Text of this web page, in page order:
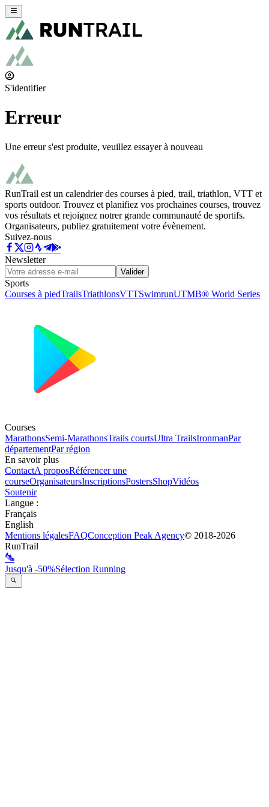
S'identifier
Erreur
Une erreur s'est produite, veuillez essayer à nouveau
RunTrail est un calendrier des courses à pied, trail, triathlon, VTT et
sports outdoor. Trouvez et planifiez vos prochaines courses, trouvez
vos résultats et rejoignez notrer grande communauté de sportifs.
Organisateurs, publiez gratuitement votre évènement.
Suivez-nous
Newsletter
Valider
Sports
Courses à piedTrailsTriathlonsVTTSwimrunUTMB® World Series
Courses
MarathonsSemi-MarathonsTrails courtsUltra TrailsIronmanPar
départementPar région
En savoir plus
ContactA proposRéférencer une
courseOrganisateursInscriptionsPostersShopVidéos
Soutenir
Langue :
Français
English
Mentions légalesFAQConception Peak Agency© 2018-2026
RunTrail
Jusqu'à -50%Sélection Running